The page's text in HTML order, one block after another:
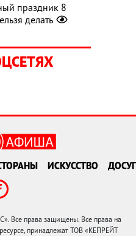
праздник 8
делать
ИСКУССТВО ДОСУГ
Все права защищены. Все права на
принадлежат ТОВ «КЕПРЕЙТ